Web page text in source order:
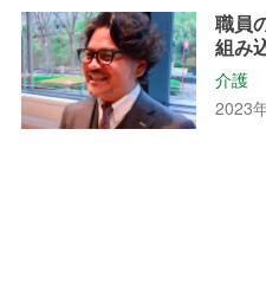
職員
組み
介護
2023